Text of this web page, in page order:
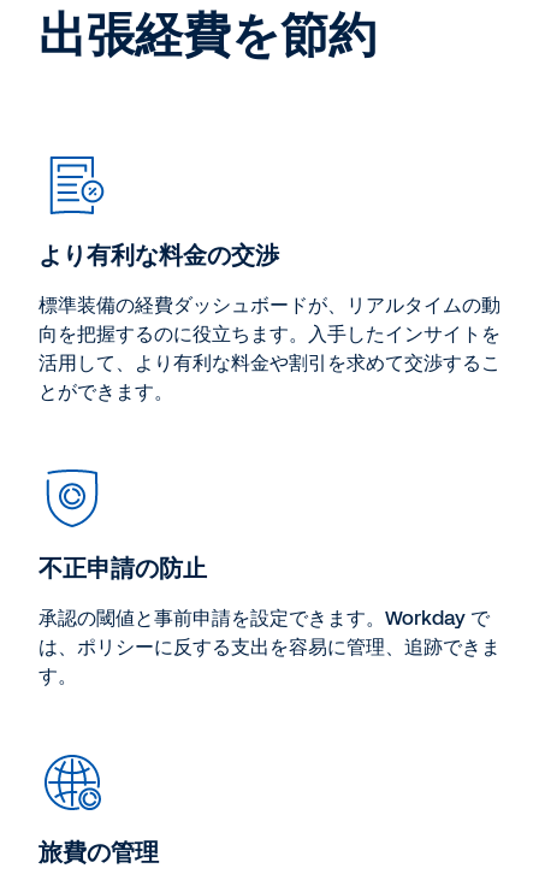
出張経費を節約
より有利な料金の交渉
標準装備の経費ダッシュボードが、リアルタイムの動
向を把握するのに役立ちます。入手したインサイトを
活用して、より有利な料金や割引を求めて交渉するこ
とができます。
不正申請の防止
承認の閾値と事前申請を設定できます。Workday で
は、ポリシーに反する支出を容易に管理、追跡できま
す。
旅費の管理